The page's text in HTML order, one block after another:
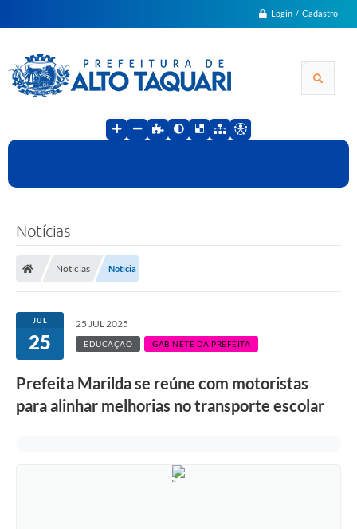
Login / Cadastro
Notícias
Notícias Notícia
JUL
25
25 JUL 2025
EDUCAÇÃO GABINETE DA PREFEITA
Prefeita Marilda se reúne com motoristas
para alinhar melhorias no transporte escolar